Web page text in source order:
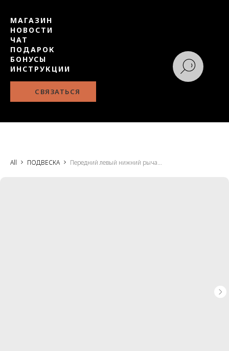
МАГАЗИН
НОВОСТИ
ЧАТ
ПОДАРОК
БОНУСЫ
ИНСТРУКЦИИ
СВЯЗАТЬСЯ
All ПОДВЕСКА Передний левый нижний рычаг, X01-29040016, Li Auto L7/L8/L9, аналог